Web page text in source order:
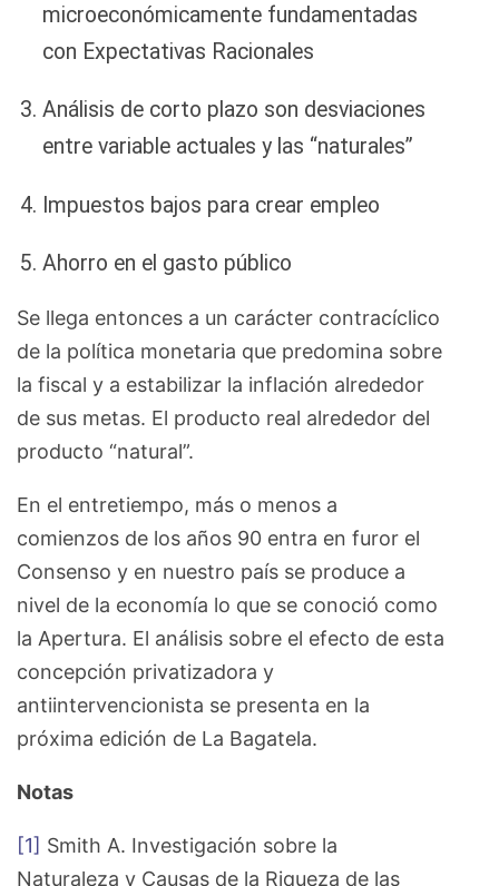
microeconómicamente fundamentadas
con Expectativas Racionales
Análisis de corto plazo son desviaciones
entre variable actuales y las “naturales”
Impuestos bajos para crear empleo
Ahorro en el gasto público
Se llega entonces a un carácter contracíclico
de la política monetaria que predomina sobre
la fiscal y a estabilizar la inflación alrededor
de sus metas. El producto real alrededor del
producto “natural”.
En el entretiempo, más o menos a
comienzos de los años 90 entra en furor el
Consenso y en nuestro país se produce a
nivel de la economía lo que se conoció como
la Apertura. El análisis sobre el efecto de esta
concepción privatizadora y
antiintervencionista se presenta en la
próxima edición de La Bagatela.
Notas
[1] Smith A. Investigación sobre la
Naturaleza y Causas de la Riqueza de las